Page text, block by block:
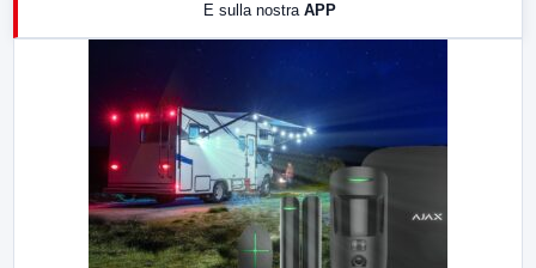
E sulla nostra APP